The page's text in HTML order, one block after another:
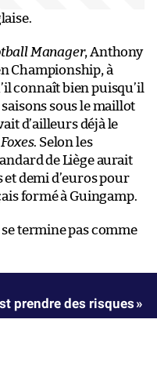
Manager, Anthony
Championship, à
connaît bien puisqu’il
sous le maillot
d’ailleurs déjà le
Foxes. Selon les
de Liège aurait
demi d’euros pour
formé à Guingamp.
termine pas comme
prendre des risques »